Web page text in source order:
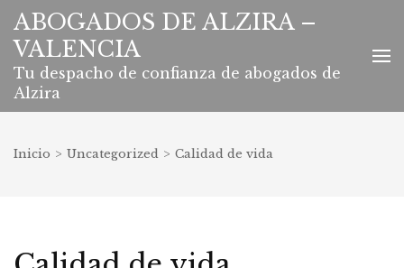
Saltar
contenido
(presiona
tecla
ABOGADOS DE ALZIRA –
VALENCIA
Tu despacho de confianza de abogados de
Alzira
Inicio > Uncategorized > Calidad de vida